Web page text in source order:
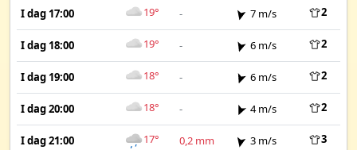
I dag 17:00 19° - 7 m/s 2
I dag 18:00 19° - 6 m/s 2
I dag 19:00 18° - 6 m/s 2
I dag 20:00 18° - 4 m/s 2
I dag 21:00 17° 0,2 mm 3 m/s 3